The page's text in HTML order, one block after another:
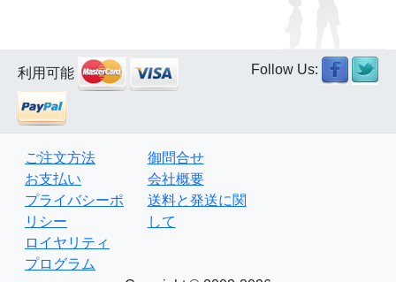
利用可能 Follow Us:
ご注文方法
お支払い
プライバシーポ
リシー
ロイヤリティ
プログラム
御問合せ
会社概要
送料と発送に関
して